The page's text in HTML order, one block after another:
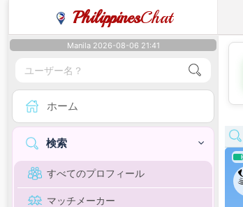
PhilippinesChat
Manila 2026-08-06 21:41
ホーム
検索
すべてのプロフィール
マッチメーカー